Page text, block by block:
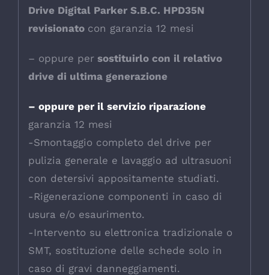
Drive Digital Parker S.B.C. HPD35N
revisionato con garanzia 12 mesi
– oppure persostituirlo con il relativo
drive di ultima generazione
– oppure per il servizio riparazione
garanzia 12 mesi
-Smontaggio completo del drive per
pulizia generale e lavaggio ad ultrasuoni
con detersivi appositamente studiati.
-Rigenerazione componenti in caso di
usura e/o esaurimento.
-Intervento su elettronica tradizionale o
SMT, sostituzione delle schede solo in
caso di gravi danneggiamenti.